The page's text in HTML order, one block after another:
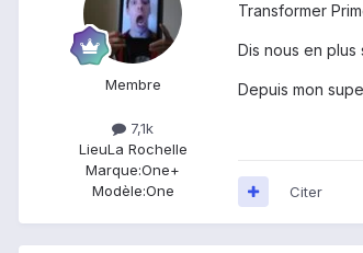
Membre
7,1k
LieuLa Rochelle
Marque:One+
Modèle:One
Transformer
Dis nous en
Depuis mon
Citer